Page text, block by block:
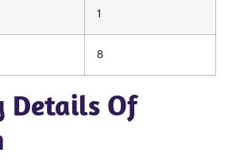
1
8
Details Of